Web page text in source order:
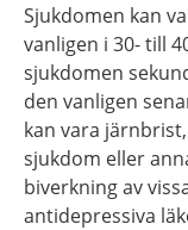
Sjukdomen kan
vanligen i 30- till
sjukdomen
den vanligen
kan vara
sjukdom eller
biverkning av
antidepressiva